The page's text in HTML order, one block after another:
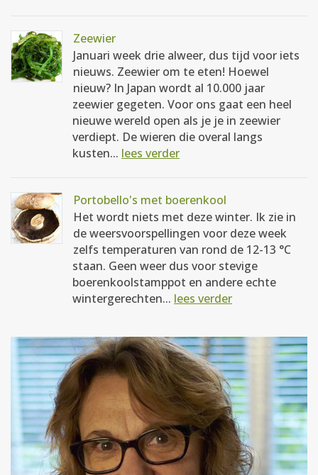
Zeewier
Januari week drie alweer, dus tijd voor iets
nieuws. Zeewier om te eten! Hoewel
nieuw? In Japan wordt al 10.000 jaar
zeewier gegeten. Voor ons gaat een heel
nieuwe wereld open als je je in zeewier
verdiept. De wieren die overal langs
kusten... lees verder
Portobello's met boerenkool
Het wordt niets met deze winter. Ik zie in
de weersvoorspellingen voor deze week
zelfs temperaturen van rond de 12-13 °C
staan. Geen weer dus voor stevige
boerenkoolstamppot en andere echte
wintergerechten... lees verder